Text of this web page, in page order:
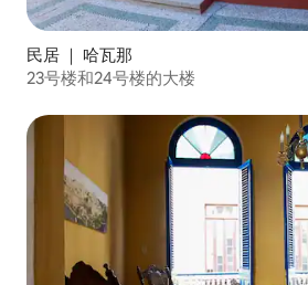
民居 ｜ 哈瓦那
23号楼和24号楼的大楼